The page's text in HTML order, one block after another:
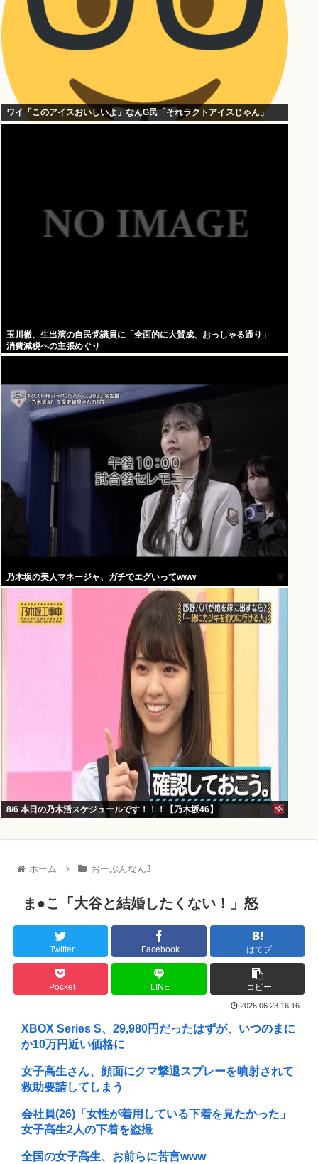
ワイ「このアイスおいしいよ」なんG民「それラクトアイスじゃん」
玉川徹、生出演の自民党議員に「全面的に大賛成、おっしゃる通り」
消費減税への主張めぐり
乃木坂の美人マネージャ、ガチでエグいってwww
8/6 本日の乃木活スケジュールです！！！【乃木坂46】
ホーム おーぷんなんJ
ま●こ「大谷と結婚したくない！」怒
Twitter Facebook はてブ
Pocket LINE コピー
2026.06.23 16:16
XBOX Series S、29,980円だったはずが、いつのまに
か10万円近い価格に
女子高生さん、顔面にクマ撃退スプレーを噴射されて
救助要請してしまう
会社員(26)「女性が着用している下着を見たかった」
女子高生2人の下着を盗撮
全国の女子高生、お前らに苦言www